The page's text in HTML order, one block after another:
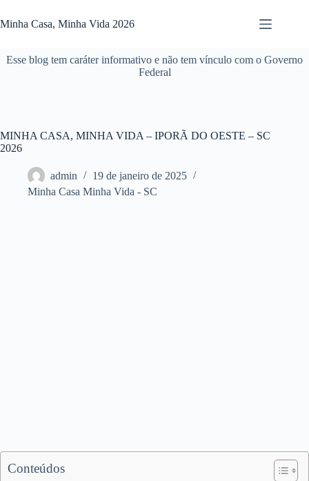
para
o
Minha Casa, Minha Vida 2026
Esse blog tem caráter informativo e não tem vínculo com o Governo
Federal
MINHA CASA, MINHA VIDA – IPORÃ DO OESTE – SC
2026
admin
19 de janeiro de 2025
Minha Casa Minha Vida - SC
Conteúdos